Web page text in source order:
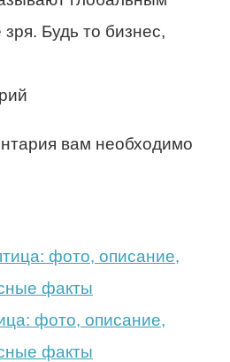
Будь то бизнес,
вам необходимо
фото, описание,
факты